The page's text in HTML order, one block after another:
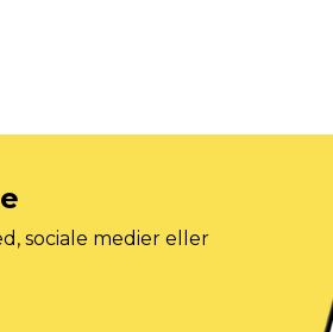
sociale medier eller